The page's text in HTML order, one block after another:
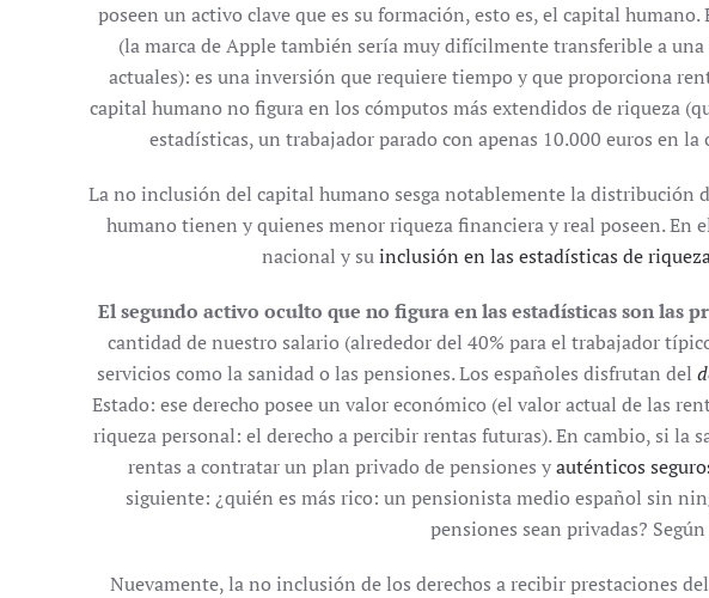
poseen un activo clave que es su formación, esto es, el capital
(la marca de Apple también sería muy difícilmente transferible a
actuales): es una inversión que requiere tiempo y que proporciona
capital humano no figura en los cómputos más extendidos de riqueza
estadísticas, un trabajador parado con apenas 10.000 euros en
La no inclusión del capital humano sesga notablemente la distribución
humano tienen y quienes menor riqueza financiera y real poseen. En
nacional y suinclusión en las estadísticas de
El segundo activo oculto que no figura en las estadísticas son las
cantidad de nuestro salario (alrededor del 40% para el trabajador
servicios como la sanidad o las pensiones. Los españoles disfrutan del
Estado: ese derecho posee un valor económico (el valor actual de las
riqueza personal: el derecho a percibir rentas futuras). En cambio, si la
rentas a contratar un plan privado de pensiones yauténticos
siguiente: ¿quién es más rico: un pensionista medio español sin
pensiones sean privadas?
Nuevamente, la no inclusión de los derechos a recibir prestaciones